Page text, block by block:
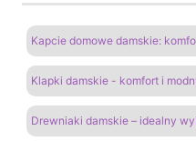
Kapcie domowe damskie:
Klapki damskie - komfort i
Drewniaki damskie – idealny